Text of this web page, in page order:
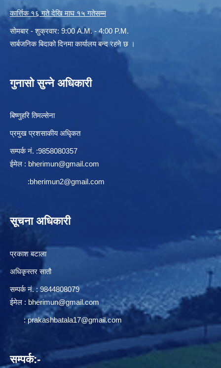
कार्त्तिक १६ गते देखि माघ १५ गतेसम्म
सोमबार - शुक्रवार: 9:00 A.M. - 4:00 P.M.
सार्बजनिक बिदाको दिनमा कार्यालय बन्द रहने छ ।
गुनासो सुन्ने अधिकारी
बिष्णुहरि तिमल्सेना
प्रमुख प्रशसाकीय अधिृकत
सम्पर्क न‌ं. :9858080357
ईमेल : bherimun@gmail.com
:bherimun2@gmail.com
सूचना अधिकारी
प्रकाश बटाला
अधिकृस्तर सातौ
सम्पर्क न‌ं. : 9844808079
ईमेल : bherimun@gmail.com
:prakashbatala17@gmail.com
सम्पर्क:-